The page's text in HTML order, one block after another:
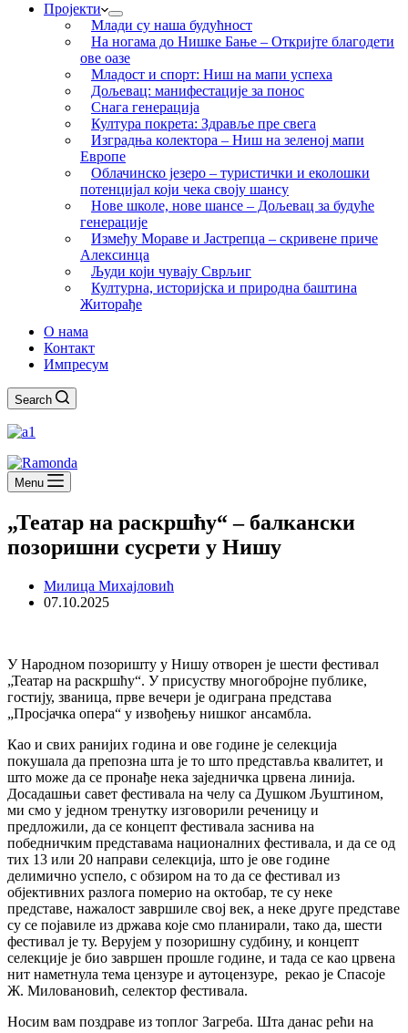
Пројекти
Млади су наша будућност
На ногама до Нишке Бање – Откријте благодети
ове оазе
Младост и спорт: Ниш на мапи успеха
Дољевац: манифестације за понос
Снага генерација
Култура покрета: Здравље пре свега
Изградња колектора – Ниш на зеленој мапи
Европе
Облачинско језеро – туристички и еколошки
потенцијал који чека своју шансу
Нове школе, нове шансе – Дољевац за будуће
генерације
Између Мораве и Јастрепца – скривене приче
Алексинца
Људи који чувају Сврљиг
Културна, историјска и природна баштина
Житорађе
О нама
Контакт
Импресум
Search
Menu
„Театар на раскршћу“ – балкански
позоришни сусрети у Нишу
Милица Михајловић
07.10.2025
У Народном позоришту у Нишу отворен је шести фестивал
„Театар на раскршћу“. У присуству многобројне публике,
гостију, званица, прве вечери је одиграна представа
„Просјачка опера“ у извођењу нишког ансамбла.
Као и свих ранијих година и ове године је селекција
покушала да препозна шта је то што представља квалитет, и
што може да се пронађе нека заједничка црвена линија.
Досадашњи савет фестивала на челу са Душком Љуштином,
ми смо у једном тренутку изговорили реченицу и
предложили, да се концепт фестивала заснива на
победничким представама националних фестивала, и да се од
тих 13 или 20 направи селекција, што је ове године
делимично успело, с обзиром на то да се фестивал из
објективних разлога померио на октобар, те су неке
представе, нажалост завршиле свој век, а неке друге представе
су се појавиле из држава које смо планирали, тако да, шести
фестивал је ту. Верујем у позоришну судбину, и концепт
селекције је био завршен прошле године, и тада се као црвена
нит наметнула тема цензуре и аутоцензуре, рекао је Спасоје
Ж. Миловановић, селектор фестивала.
Носим вам поздраве из топлог Загреба. Шта данас рећи на